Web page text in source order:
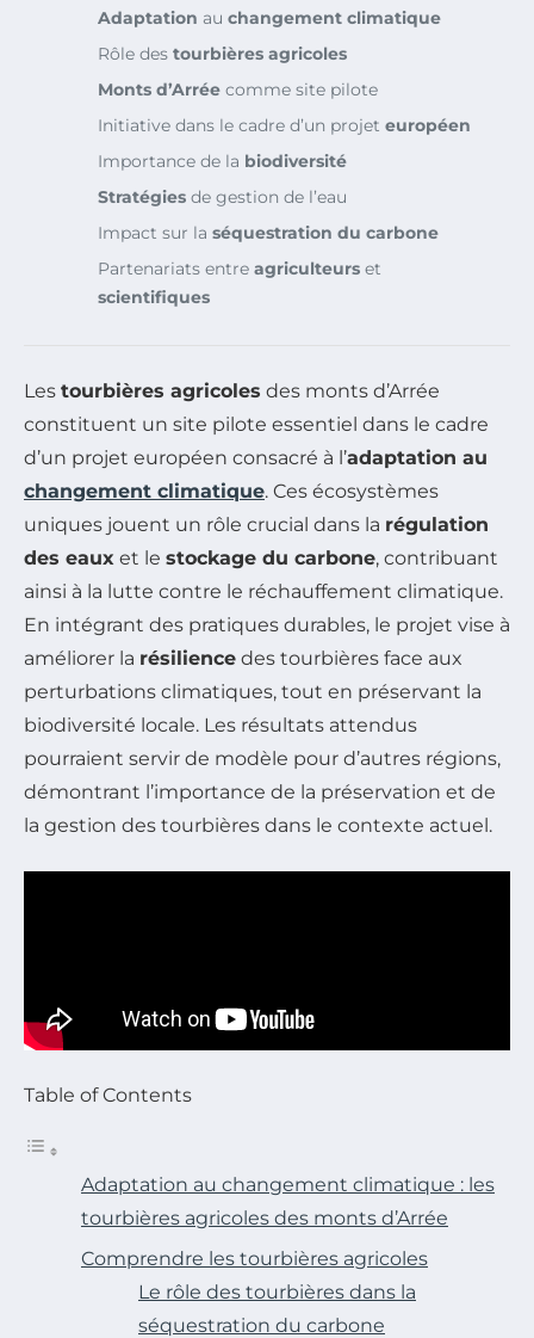
Adaptation au changement climatique
Rôle des tourbières agricoles
Monts d’Arrée comme site pilote
Initiative dans le cadre d’un projet européen
Importance de la biodiversité
Stratégies de gestion de l’eau
Impact sur la séquestration du carbone
Partenariats entre agriculteurs et
scientifiques
Les tourbières agricoles des monts d’Arrée
constituent un site pilote essentiel dans le cadre
d’un projet européen consacré à l’adaptation au
changement climatique. Ces écosystèmes
uniques jouent un rôle crucial dans la régulation
des eaux et le stockage du carbone, contribuant
ainsi à la lutte contre le réchauffement climatique.
En intégrant des pratiques durables, le projet vise à
améliorer la résilience des tourbières face aux
perturbations climatiques, tout en préservant la
biodiversité locale. Les résultats attendus
pourraient servir de modèle pour d’autres régions,
démontrant l’importance de la préservation et de
la gestion des tourbières dans le contexte actuel.
Table of Contents
Adaptation au changement climatique : les
tourbières agricoles des monts d’Arrée
Comprendre les tourbières agricoles
Le rôle des tourbières dans la
séquestration du carbone